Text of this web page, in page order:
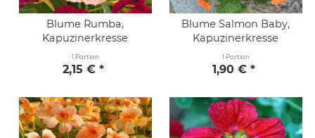
Blume Rumba,
Kapuzinerkresse
1 Portion
2,15 € *
Blume Salmon Baby,
Kapuzinerkresse
1 Portion
1,90 € *